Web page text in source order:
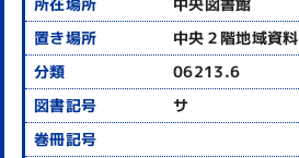
中央２階地域資料
06213.6
サ